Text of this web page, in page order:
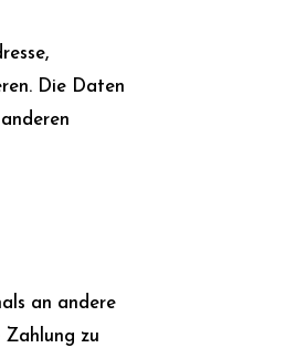
Die Daten
an andere
zu